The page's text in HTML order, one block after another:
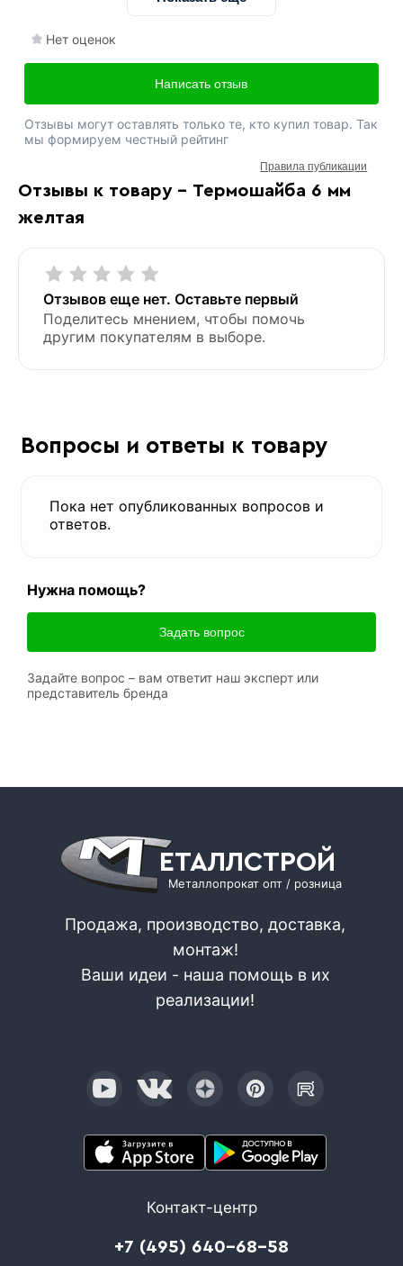
Отзывы к товару - Термошайба 6 мм
желтая
Отзывов еще нет. Оставьте первый
Поделитесь мнением, чтобы помочь
другим покупателям в выборе.
Нет оценок
Написать отзыв
Отзывы могут оставлять только те, кто купил товар. Так
мы формируем честный рейтинг
Правила публикации
Вопросы и ответы к товару
Пока нет опубликованных вопросов и
ответов.
Нужна помощь?
Задать вопрос
Задайте вопрос – вам ответит наш эксперт или
представитель бренда
ЕТАЛЛСТРОЙ
Металлопрокат опт / розница
Продажа, производство, доставка,
монтаж!
Ваши идеи - наша помощь в их
реализации!
Контакт-центр
+7 (495) 640-68-58